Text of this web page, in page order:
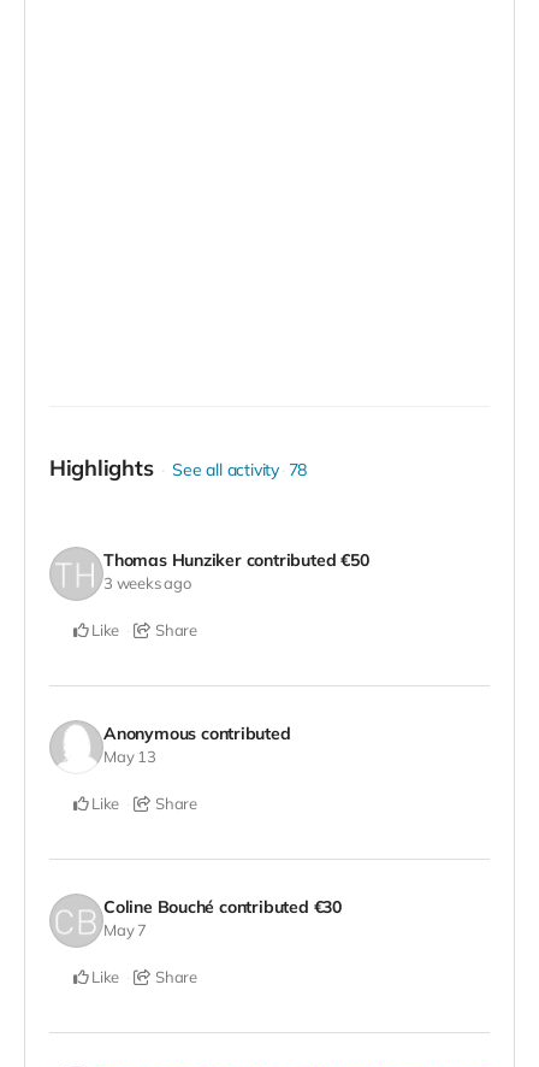
Highlights See all activity 78
Thomas Hunziker contributed€50
3 weeks ago
Like Share
Anonymous contributed
May 13
Like Share
Coline Bouché contributed €30
May 7
Like Share